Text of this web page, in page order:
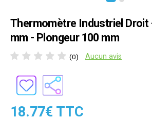
Thermomètre Industriel Droit
mm - Plongeur 100 mm
(0) Aucun avis
18.77€ TTC